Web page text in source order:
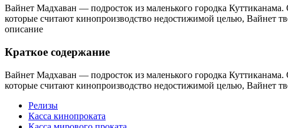
Вайнет Мадхаван — подросток из маленького городка
которые считают кинопроизводство недостижимой целью, Вайнет
описание
Краткое содержание
Вайнет Мадхаван — подросток из маленького городка
которые считают кинопроизводство недостижимой целью, Вайнет
Релизы
Касса кинопроката